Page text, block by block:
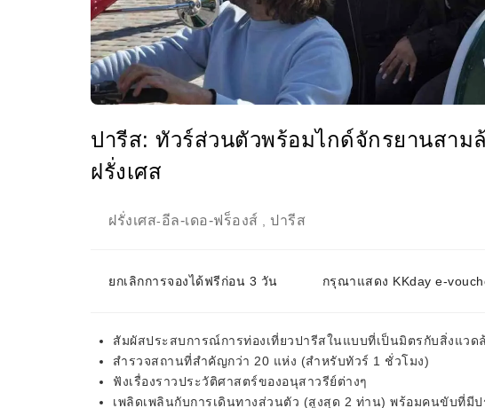
ปารีส: ทัวร์ส่วนตัวพร้อมไกด์จักรยานสา
ฝรั่งเศส
ฝรั่งเศส-อีล-เดอ-ฟร็องส์ ปารีส
ยกเลิกการจองได้ฟรีก่อน 3 วัน กรุณาแสดง KKday e-
สัมผัสประสบการณ์การท่องเที่ยวปารีสในแบบที่เป็นมิตรกับสิ่งแวด
สำรวจสถานที่สำคัญกว่า 20 แห่ง (สำหรับทัวร์ 1 ชั่วโมง)
ฟังเรื่องราวประวัติศาสตร์ของอนุสาวรีย์ต่างๆ
เพลิดเพลินกับการเดินทางส่วนตัว (สูงสุด 2 ท่าน) พร้อมคนขับที่มี